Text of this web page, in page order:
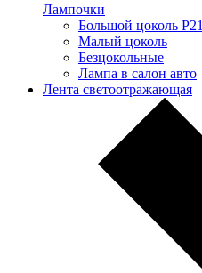
Лампочки
Большой цоколь P21
Малый цоколь
Безцокольные
Лампа в салон авто
Лента светоотражающая